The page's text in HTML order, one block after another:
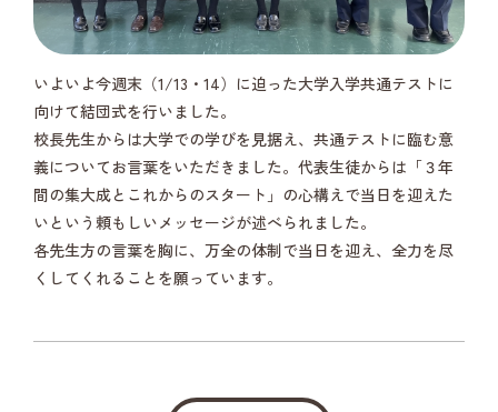
いよいよ今週末（1/13・14）に迫った大学入学共通テストに
向けて結団式を行いました。
校長先生からは大学での学びを見据え、共通テストに臨む意
義についてお言葉をいただきました。代表生徒からは「３年
間の集大成とこれからのスタート」の心構えで当日を迎えた
いという頼もしいメッセージが述べられました。
各先生方の言葉を胸に、万全の体制で当日を迎え、全力を尽
くしてくれることを願っています。